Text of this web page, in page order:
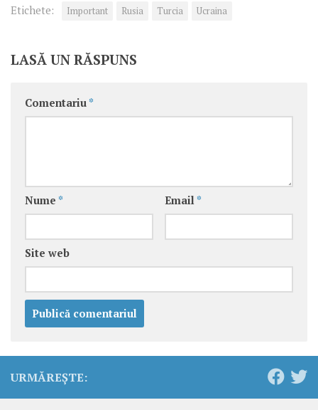
Etichete: Important Rusia Turcia Ucraina
LASĂ UN RĂSPUNS
Comentariu *
Nume * Email *
Site web
URMĂREȘTE: